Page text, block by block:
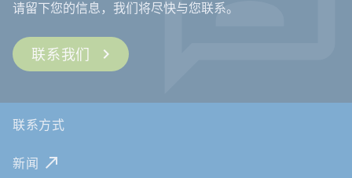
请留下您的信息，我们将尽快与您联系。
联系我们
联系方式
新闻